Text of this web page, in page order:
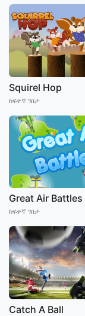
Squirel Hop
ከፍተኛ ገበታ
Great Air Battles
ከፍተኛ ገበታ
Catch A Ball